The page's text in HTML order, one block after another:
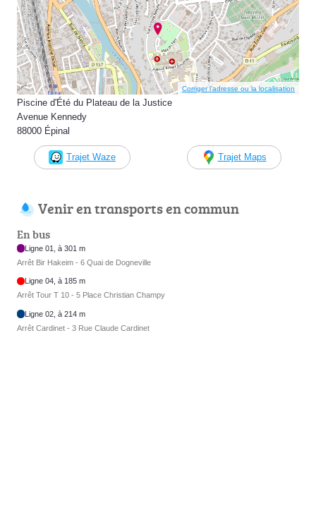
Corriger l’adresse ou la localisation
Piscine d'Été du Plateau de la Justice
Avenue Kennedy
88000 Épinal
Trajet Waze Trajet Maps
Venir en transports en commun
En bus
Ligne 01, à 301 m
Arrêt Bir Hakeim - 6 Quai de Dogneville
Ligne 04, à 185 m
Arrêt Tour T 10 - 5 Place Christian Champy
Ligne 02, à 214 m
Arrêt Cardinet - 3 Rue Claude Cardinet